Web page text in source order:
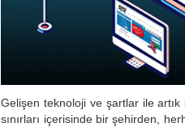
Gelişen teknoloji ve şartlar ile
sınırları içerisinde bir şehirden,